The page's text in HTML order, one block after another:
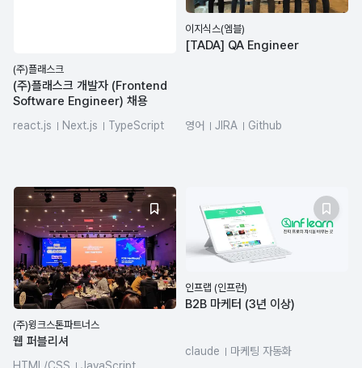
(주)플래스크
(주)플래스크 개발자 (Frontend
Software Engineer) 채용
react.js Next.js
TypeScript
이지식스(엠블)
[TADA] QA Engineer
영어 JIRA Github
(주)윙크스톤파트너스
웹 퍼블리셔
인프랩 (인프런)
B2B 마케터 (3년 이상)
claude
마케팅 자동화